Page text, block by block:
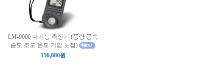
LM-9000 다기능 측정기 (풍량 풍속
습도 조도 온도 기압 노점)
156,000원